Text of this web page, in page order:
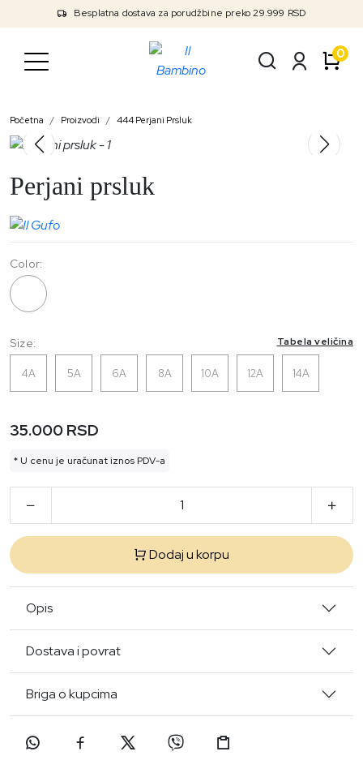
Besplatna dostava za porudžbine preko 29.999 RSD
0
Početna Proizvodi 444 Perjani Prsluk
Perjani prsluk
Size: Tabela veličina
4A 5A 6A 8A 10A 12A 14A
Color:
35.000 RSD
* U cenu je uračunat iznos PDV-a
Dodaj u korpu
Opis
Dostava i povrat
Briga o kupcima